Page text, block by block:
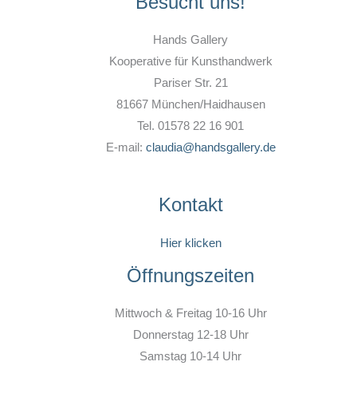
Hands Gallery
Kooperative für Kunsthandwerk
Pariser Str. 21
81667 München/Haidhausen
Tel. 01578 22 16 901
E-mail: claudia@handsgallery.de
Kontakt
Hier klicken
Öffnungszeiten
Mittwoch & Freitag 10-16 Uhr
Donnerstag 12-18 Uhr
Samstag 10-14 Uhr